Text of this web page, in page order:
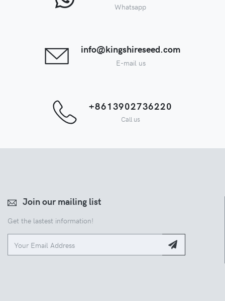
Whatsapp
info@kingshireseed.com
E-mail us
+8613902736220
Call us
Join our mailing list
Get the lastest information!